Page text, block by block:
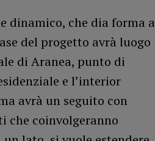
dinamico, che dia forma a
del progetto avrà luogo
di Aranea, punto di
e l’interior
avrà un seguito con
che coinvolgeranno